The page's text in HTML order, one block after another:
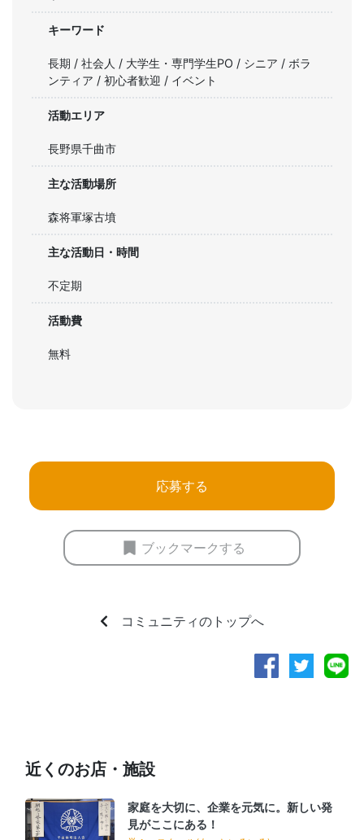
キーワード
長期 / 社会人 / 大学生・専門学生PO / シニア / ボラ
ンティア / 初心者歓迎 / イベント
活動エリア
長野県千曲市
主な活動場所
森将軍塚古墳
主な活動日・時間
不定期
活動費
無料
応募する
ブックマークする
コミュニティのトップへ
近くのお店・施設
家庭を大切に、企業を元気に。新しい発
見がここにある！